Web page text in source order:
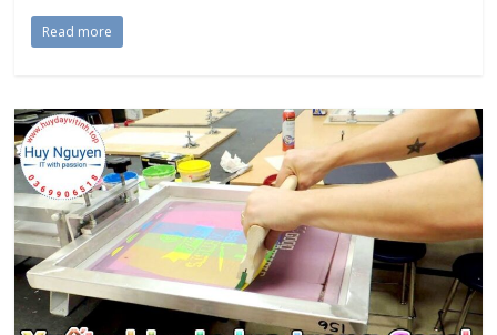
Read more